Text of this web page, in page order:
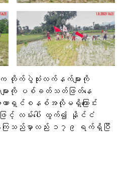
တိုက်ပွဲသုံးလက်နက်များကို
ျားကို ပစ်ခတ်သတ်ဖြတ်နေ
ာဏာရှင်စနစ်အလိုမရှိကြောင်း
စုံဖြင့် လမ်းပေါ် ထွက်၍ နိုင်ငံ
ြသည်မှာလည်း ၁၇၉ ရက်ရှိပြီ